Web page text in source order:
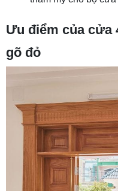
Ưu điểm của cửa
gõ đỏ